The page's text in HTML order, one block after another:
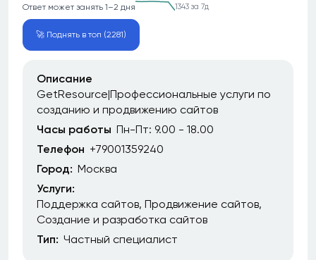
Ответ может занять 1–2 дня 1343 за 7д
🚀 Поднять в топ (2281)
Описание
GetResource|Профессиональные услуги по
созданию и продвижению сайтов
Часы работы Пн-Пт: 9.00 - 18.00
Телефон +79001359240
Город: Москва
Услуги:
Поддержка сайтов Продвижение сайтов
Создание и разработка сайтов
Тип: Частный специалист